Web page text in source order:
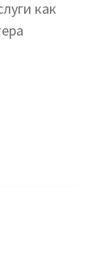
как